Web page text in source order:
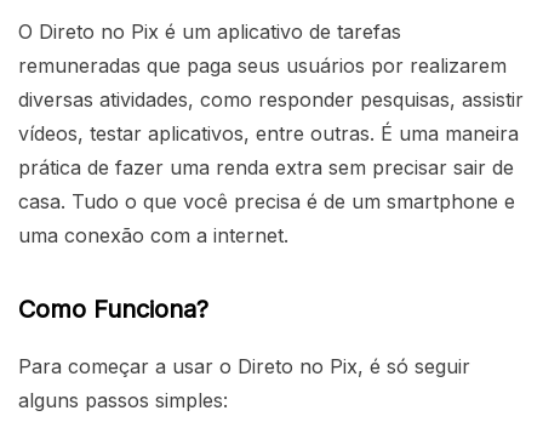
O Direto no Pix é um aplicativo de tarefas
remuneradas que paga seus usuários por realizarem
diversas atividades, como responder pesquisas, assistir
vídeos, testar aplicativos, entre outras. É uma maneira
prática de fazer uma renda extra sem precisar sair de
casa. Tudo o que você precisa é de um smartphone e
uma conexão com a internet.
Como Funciona?
Para começar a usar o Direto no Pix, é só seguir
alguns passos simples: